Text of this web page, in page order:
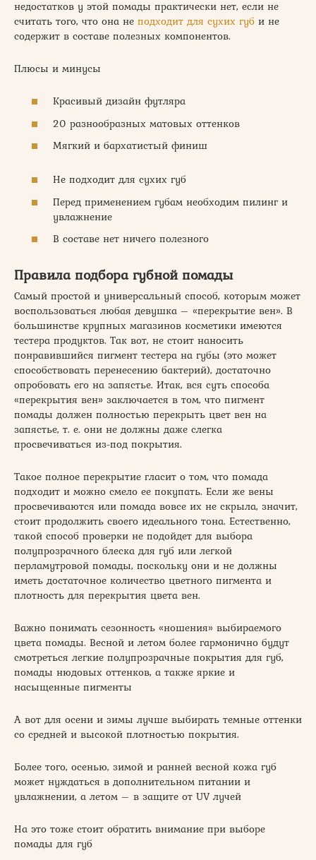
недостатков у этой помады практически нет, если не
считать того, что она не подходит для сухих губ и не
содержит в составе полезных компонентов.
Плюсы и минусы
Красивый дизайн футляра
20 разнообразных матовых оттенков
Мягкий и бархатистый финиш
Не подходит для сухих губ
Перед применением губам необходим пилинг и
увлажнение
В составе нет ничего полезного
Правила подбора губной помады
Самый простой и универсальный способ, которым может
воспользоваться любая девушка – «перекрытие вен». В
большинстве крупных магазинов косметики имеются
тестера продуктов. Так вот, не стоит наносить
понравившийся пигмент тестера на губы (это может
способствовать перенесению бактерий), достаточно
опробовать его на запястье. Итак, вся суть способа
«перекрытия вен» заключается в том, что пигмент
помады должен полностью перекрыть цвет вен на
запястье, т. е. они не должны даже слегка
просвечиваться из-под покрытия.
Такое полное перекрытие гласит о том, что помада
подходит и можно смело ее покупать. Если же вены
просвечиваются или помада вовсе их не скрыла, значит,
стоит продолжить своего идеального тона. Естественно,
такой способ проверки не подойдет для выбора
полупрозрачного блеска для губ или легкой
перламутровой помады, поскольку они и не должны
иметь достаточное количество цветного пигмента и
плотность для перекрытия цвета вен.
Важно понимать сезонность «ношения» выбираемого
цвета помады. Весной и летом более гармонично будут
смотреться легкие полупрозрачные покрытия для губ,
помады нюдовых оттенков, а также яркие и
насыщенные пигменты
А вот для осени и зимы лучше выбирать темные оттенки
со средней и высокой плотностью покрытия.
Более того, осенью, зимой и ранней весной кожа губ
может нуждаться в дополнительном питании и
увлажнении, а летом – в защите от UV лучей
На это тоже стоит обратить внимание при выборе
помады для губ